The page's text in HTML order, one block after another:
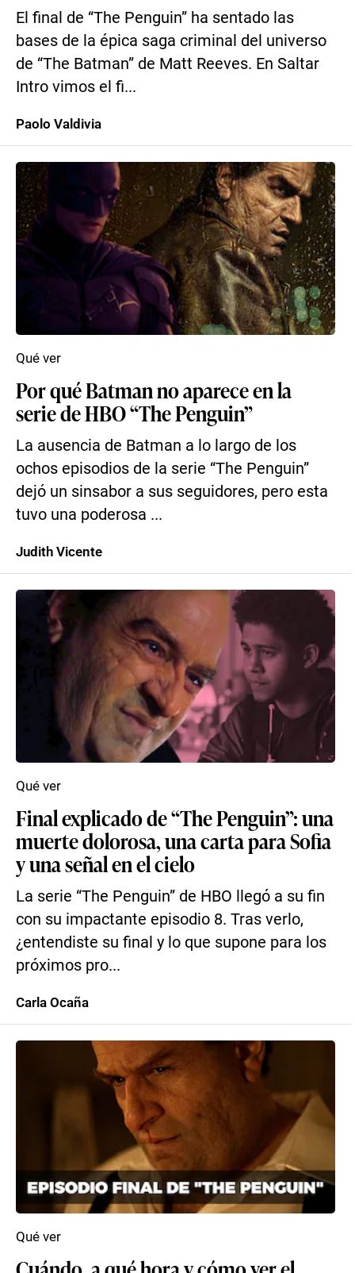
El final de “The Penguin” ha sentado las
bases de la épica saga criminal del universo
de “The Batman” de Matt Reeves. En Saltar
Intro vimos el fi...
Paolo Valdivia
Por qué Batman no aparece en la
serie de HBO “The Penguin”
La ausencia de Batman a lo largo de los
ochos episodios de la serie “The Penguin”
dejó un sinsabor a sus seguidores, pero esta
tuvo una poderosa ...
Qué ver
Judith Vicente
Final explicado de “The Penguin”: una
muerte dolorosa, una carta para Sofia
y una señal en el cielo
La serie “The Penguin” de HBO llegó a su fin
con su impactante episodio 8. Tras verlo,
¿entendiste su final y lo que supone para los
próximos pro...
Qué ver
Carla Ocaña
Qué ver